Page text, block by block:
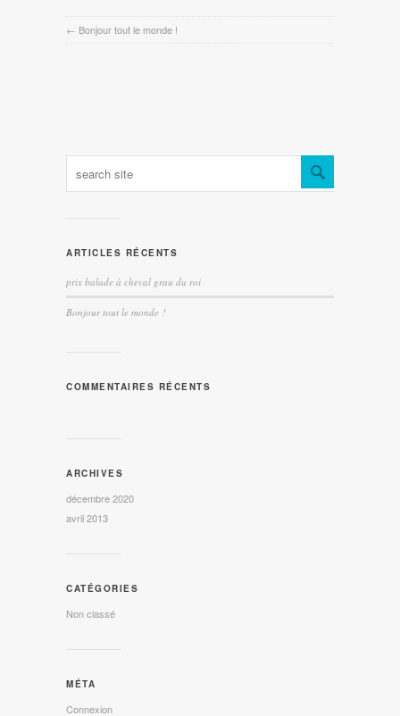
← Bonjour tout le monde !
ARTICLES RÉCENTS
prix balade à cheval grau du roi
Bonjour tout le monde !
COMMENTAIRES RÉCENTS
ARCHIVES
décembre 2020
avril 2013
CATÉGORIES
Non classé
MÉTA
Connexion